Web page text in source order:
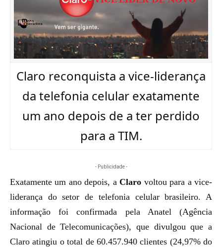
Claro reconquista a vice-liderança
da telefonia celular exatamente
um ano depois de a ter perdido
para a TIM.
- Publicidade -
Exatamente um ano depois, a Claro voltou para a vice-
liderança do setor de telefonia celular brasileiro. A
informação foi confirmada pela Anatel (Agência
Nacional de Telecomunicações), que divulgou que a
Claro atingiu o total de 60.457.940 clientes (24,97% do